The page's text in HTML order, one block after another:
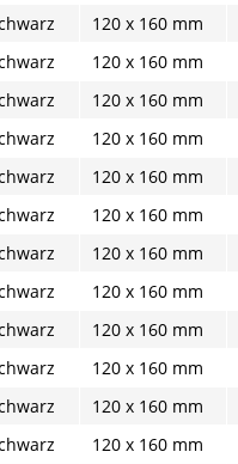
120 x 160 mm
120 x 160 mm
120 x 160 mm
120 x 160 mm
120 x 160 mm
120 x 160 mm
120 x 160 mm
120 x 160 mm
120 x 160 mm
120 x 160 mm
120 x 160 mm
120 x 160 mm